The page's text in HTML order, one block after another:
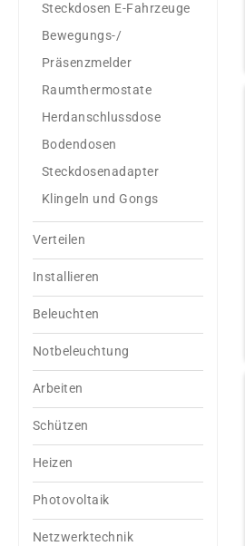
Steckdosen E-Fahrzeuge
Bewegungs-/
Präsenzmelder
Raumthermostate
Herdanschlussdose
Bodendosen
Steckdosenadapter
Klingeln und Gongs
Verteilen
Installieren
Beleuchten
Notbeleuchtung
Arbeiten
Schützen
Heizen
Photovoltaik
Netzwerktechnik